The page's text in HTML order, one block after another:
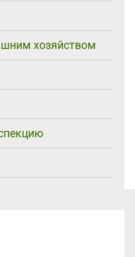
хозяйством